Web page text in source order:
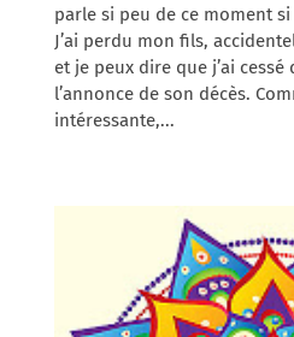
parle si peu de ce moment
J’ai perdu mon fils,
et je peux dire que j’ai cessé
l’annonce de son décès.
intéressante,...